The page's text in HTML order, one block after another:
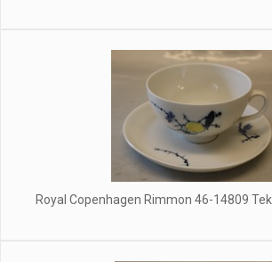
Royal Copenhagen Rimmon 46-14809